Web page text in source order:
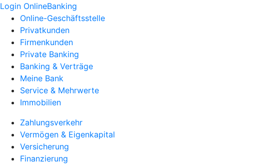
Login OnlineBanking
Online-Geschäftsstelle
Privatkunden
Firmenkunden
Private Banking
Banking & Verträge
Meine Bank
Service & Mehrwerte
Immobilien
Zahlungsverkehr
Vermögen & Eigenkapital
Versicherung
Finanzierung